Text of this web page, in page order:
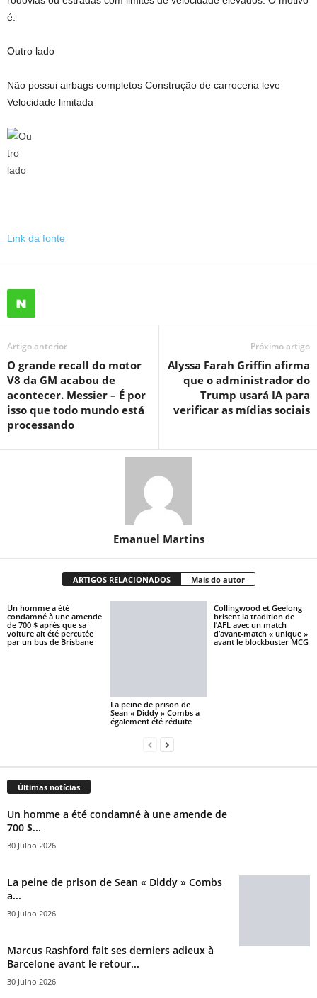
é:
Outro lado
Não possui airbags completos Construção de carroceria leve
Velocidade limitada
Link da fonte
Artigo anterior
O grande recall do motor
V8 da GM acabou de
acontecer. Messier – É por
isso que todo mundo está
processando
Próximo artigo
Alyssa Farah Griffin afirma
que o administrador do
Trump usará IA para
verificar as mídias sociais
Emanuel Martins
ARTIGOS RELACIONADOS Mais do autor
Un homme a été
condamné à une amende
de 700 $ après que sa
voiture ait été percutée
par un bus de Brisbane
La peine de prison de
Sean « Diddy » Combs a
également été réduite
Collingwood et Geelong
brisent la tradition de
l’AFL avec un match
d’avant-match « unique »
avant le blockbuster MCG
Últimas notícias
Un homme a été condamné à une amende de
700 $...
30 Julho 2026
La peine de prison de Sean « Diddy » Combs
a...
30 Julho 2026
Marcus Rashford fait ses derniers adieux à
Barcelone avant le retour...
30 Julho 2026